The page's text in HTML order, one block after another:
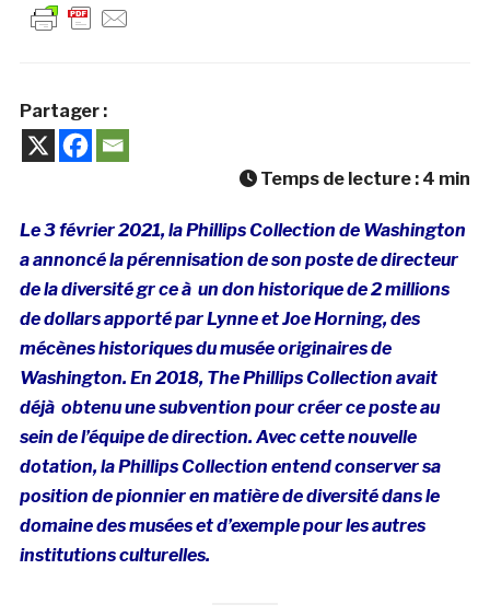
Partager :
Temps de lecture : 4 min
Le 3 février 2021, la Phillips Collection de Washington
a annoncé lapérennisation de son poste de directeur
de la diversité gr ce à un don historique de 2 millions
de dollars apporté par Lynne et Joe Horning, des
mécènes historiques du musée originaires de
Washington. En 2018, The Phillips Collection avait
déjà obtenu une subvention pour créer ce poste au
sein de l’équipe de direction. Avec cette nouvelle
dotation, la Phillips Collection entend conserver sa
position de pionnier en matière de diversité dans le
domaine des musées et d’exemple pour les autres
institutions culturelles.